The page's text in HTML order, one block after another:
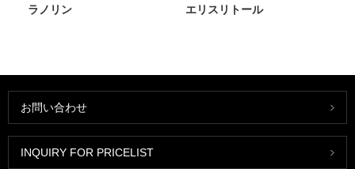
ラノリン エリスリトール
お問い合わせ
INQUIRY FOR PRICELIST